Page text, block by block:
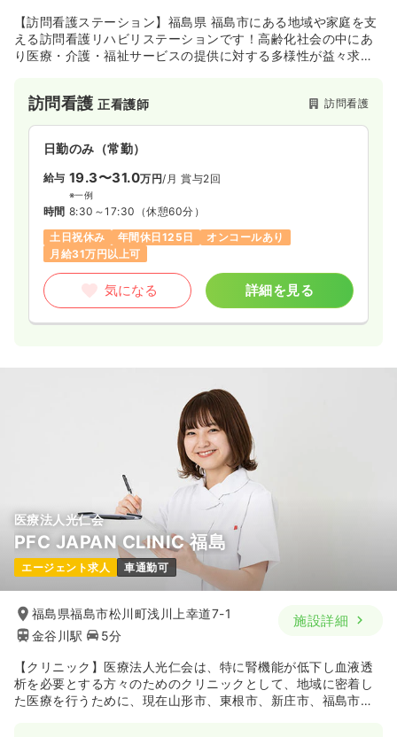
気になる 詳細を見る
給与 17.8 万円〜/月
時間 8:45～17:00
日曜休み
月給17万円以上可
気になる 詳細を見る
オペ室(手術室)正看護師 一般病院
詳細を見る
【訪問看護ステーション】福島県 福島市にある地域や家庭を支
える訪問看護リハビリステーションです！高齢化社会の中にあ
り医療・介護・福祉サービスの提供に対する多様性が益々求め
訪問看護正看護師 訪問看護
日勤のみ（常勤）
給与 19.3〜31.0万円/月 賞与2回
※一例
時間 8:30～17:30 （休憩60分）
土日祝休み
年間休日125日
オンコールあり
月給31万円以上可
気になる 詳細を見る
医療法人光仁会
PFC JAPAN CLINIC 福島
エージェント求人 車通勤可
福島県福島市松川町浅川上幸道7-1
金谷川駅
5分
施設詳細
【クリニック】医療法人光仁会は、特に腎機能が低下し血液透
析を必要とする方々のためのクリニックとして、地域に密着し
た医療を行うために、現在山形市、東根市、新庄市、福島市の4